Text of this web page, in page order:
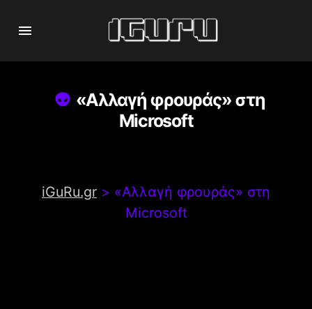
«Αλλαγή φρουράς» στη
Microsoft
iGuRu.gr > «Αλλαγή φρουράς» στη
Microsoft